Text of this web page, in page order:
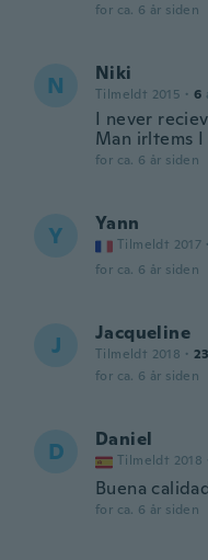
for ca. 6 år siden
N Niki
Tilmeldt 2015 · 6
I never
Man irltems
for ca. 6 år siden
Y Yann
Tilmeldt 2017 ·
for ca. 6 år siden
J Jacqueline
Tilmeldt 2018 · 23
for ca. 6 år siden
D Daniel
Tilmeldt 2018
Buena
for ca. 6 år siden